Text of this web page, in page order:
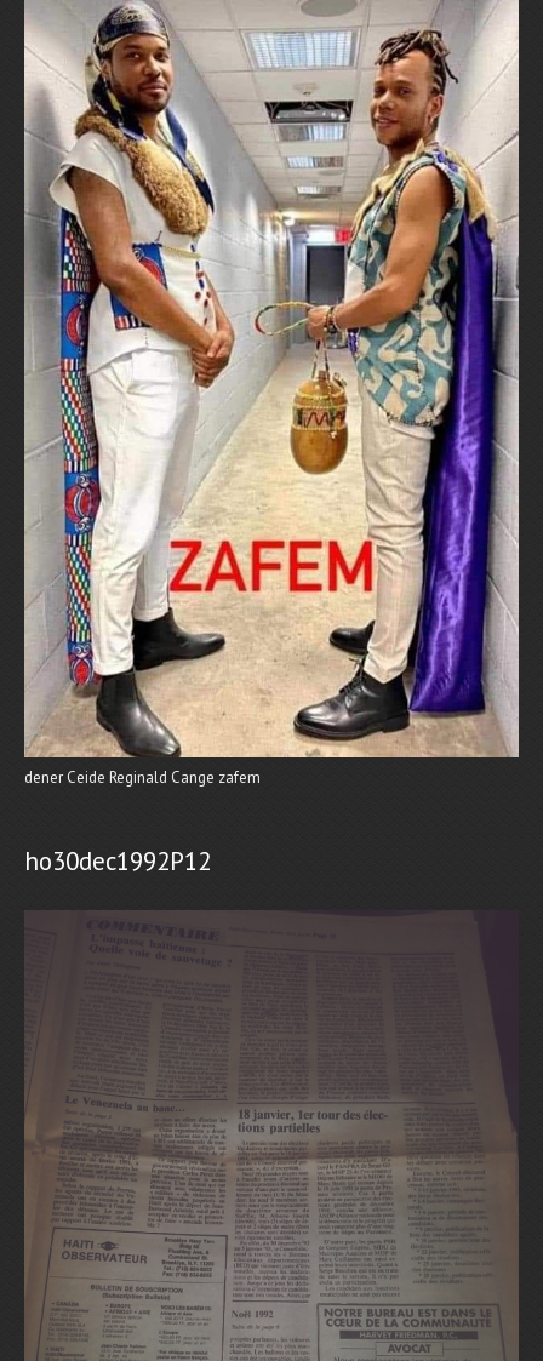
dener Ceide Reginald Cange zafem
ho30dec1992P12